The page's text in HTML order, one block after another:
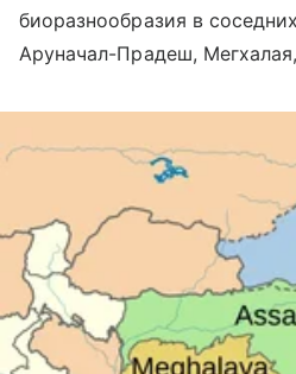
биоразнообразия в
Аруначал-Прадеш,